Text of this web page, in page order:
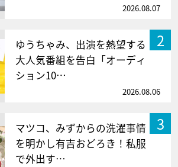
2026.08.07
2
ゆうちゃみ、出演を熱望する
大人気番組を告白「オーディ
ション10…
2026.08.06
3
マツコ、みずからの洗濯事情
を明かし有吉おどろき！私服
で外出す…